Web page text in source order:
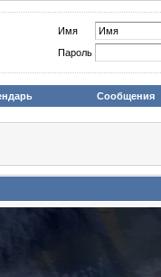
Имя
Пароль
Сообщения